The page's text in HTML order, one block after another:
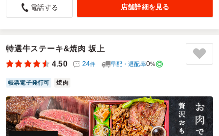
5.0
天ぷらは当然現地の方が揚げたてではありますが抹茶塩が個
包装であり、好みの量に出来るのは現地のままですし、手の
込んだ煮物などがありがたかったです。
これからに繋がる振り返りという名の暑気払いになりまし
ご利用シーン：－
参加者の年齢：－男女比：－
神奈川県横浜市泉区和泉が丘2026/07/18
電話する 店舗詳細を見る
特選牛ステーキ&焼肉 坂上
4.50
24件 早配・遅配率0%
帳票電子発行可 焼肉